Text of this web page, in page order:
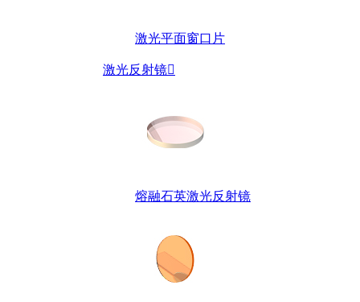
激光平面窗口片
激光反射镜
熔融石英激光反射镜